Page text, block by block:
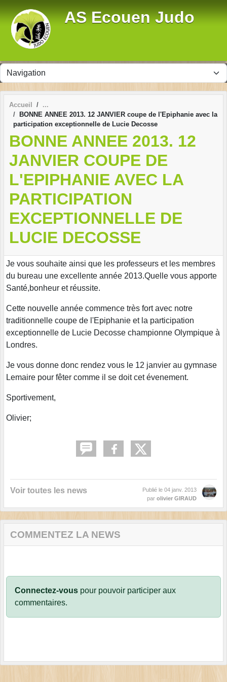
AS Ecouen Judo
Accueil
BONNE ANNEE 2013. 12 JANVIER coupe de l'Epiphanie avec la
participation exceptionnelle de Lucie Decosse
BONNE ANNEE 2013. 12
JANVIER COUPE DE
L'EPIPHANIE AVEC LA
PARTICIPATION
EXCEPTIONNELLE DE
LUCIE DECOSSE
Je vous souhaite ainsi que les professeurs et les membres
du bureau une excellente année 2013.Quelle vous apporte
Santé,bonheur et réussite.
Cette nouvelle année commence très fort avec notre
traditionnelle coupe de l'Epiphanie et la participation
exceptionnelle de Lucie Decosse championne Olympique à
Londres.
Je vous donne donc rendez vous le 12 janvier au gymnase
Lemaire pour fêter comme il se doit cet évenement.
Sportivement,
Olivier;
Voir toutes les news Publié le 04 janv. 2013
par olivier GIRAUD
COMMENTEZ LA NEWS
Connectez-vous pour pouvoir participer aux
commentaires.